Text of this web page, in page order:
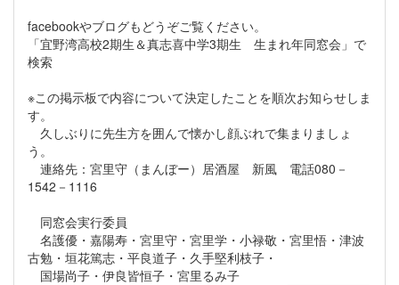
facebookやブログもどうぞご覧ください。
「宜野湾高校2期生＆真志喜中学3期生 生まれ年同窓会」で
検索
※この掲示板で内容について決定したことを順次お知らせしま
す。
久しぶりに先生方を囲んで懐かし顔ぶれで集まりましょ
う。
連絡先：宮里守（まんぼー）居酒屋 新風 電話080－
1542－1116
同窓会実行委員
名護優・嘉陽寿・宮里守・宮里学・小禄敬・宮里悟・津波
古勉・垣花篤志・平良道子・久手堅利枝子・
国場尚子・伊良皆恒子・宮里るみ子